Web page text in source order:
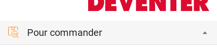
Pour commander